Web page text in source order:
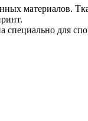
материалов.
специально для